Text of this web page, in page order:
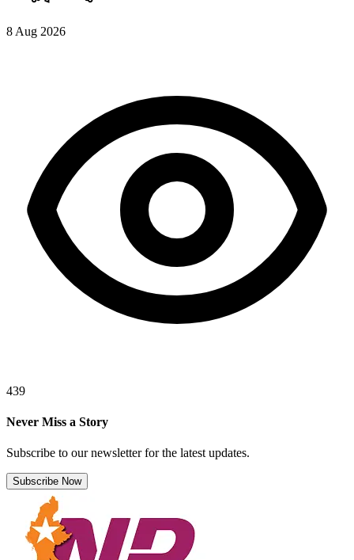
8 Aug 2026
439
Never Miss a Story
Subscribe to our newsletter for the latest updates.
Subscribe Now